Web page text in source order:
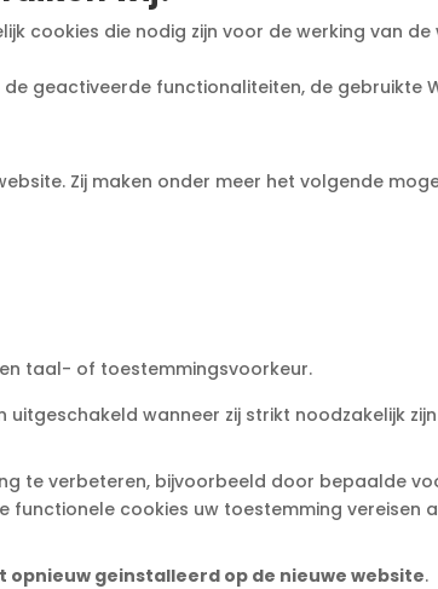
cookies die nodig zijn voor de werking van
geactiveerde functionaliteiten, de gebruikte
Zij maken onder meer het volgende
taal- of toestemmingsvoorkeur.
wanneer zij strikt noodzakelijk
te verbeteren, bijvoorbeeld door bepaalde
cookies uw toestemming vereisen
opnieuw geinstalleerd op de nieuwe website.